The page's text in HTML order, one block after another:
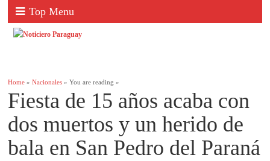
Top Menu
Home »Nacionales » You are reading »
Fiesta de 15 años acaba con
dos muertos y un herido de
bala en San Pedro del Paraná